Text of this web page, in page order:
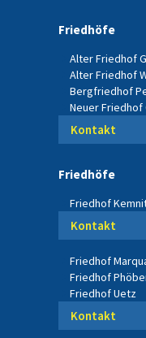
Friedhöfe
Alter Friedhof
Alter Friedhof
Bergfriedhof
Neuer Friedhof
Kontakt
Friedhöfe
Friedhof
Kontakt
Friedhof
Friedhof
Friedhof Uetz
Kontakt